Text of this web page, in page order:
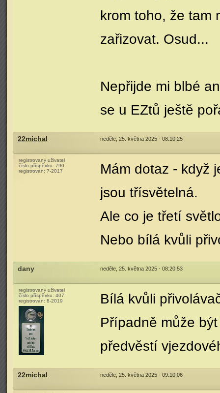
krom toho, že tam
zařizovat. Osud...
Nepřijde mi blbé
se u EZtů ještě
22michal neděle, 25. května 2025 - 08:10:25
registrovaný uživatel
číslo příspěvku: 790
registrován: 7-2017
Mám dotaz - když
jsou třísvětelná.
Ale co je třetí
Nebo bílá kvůli
dany neděle, 25. května 2025 - 08:20:53
registrovaný uživatel
číslo příspěvku: 407
registrován: 8-2019
Bílá kvůli
Případně může
předvěstí
22michal neděle, 25. května 2025 - 09:10:06